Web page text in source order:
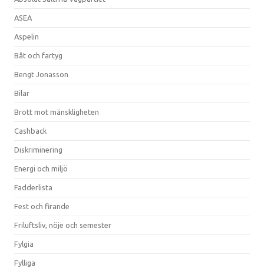
ASEA
Aspelin
Båt och fartyg
Bengt Jonasson
Bilar
Brott mot mänskligheten
Cashback
Diskriminering
Energi och miljö
Fadderlista
Fest och firande
Friluftsliv, nöje och semester
Fylgia
Fylliga